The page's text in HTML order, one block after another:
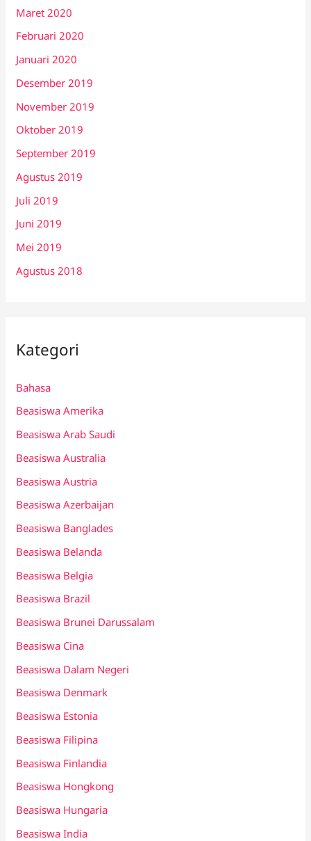
Maret 2020
Februari 2020
Januari 2020
Desember 2019
November 2019
Oktober 2019
September 2019
Agustus 2019
Juli 2019
Juni 2019
Mei 2019
Agustus 2018
Kategori
Bahasa
Beasiswa Amerika
Beasiswa Arab Saudi
Beasiswa Australia
Beasiswa Austria
Beasiswa Azerbaijan
Beasiswa Banglades
Beasiswa Belanda
Beasiswa Belgia
Beasiswa Brazil
Beasiswa Brunei Darussalam
Beasiswa Cina
Beasiswa Dalam Negeri
Beasiswa Denmark
Beasiswa Estonia
Beasiswa Filipina
Beasiswa Finlandia
Beasiswa Hongkong
Beasiswa Hungaria
Beasiswa India